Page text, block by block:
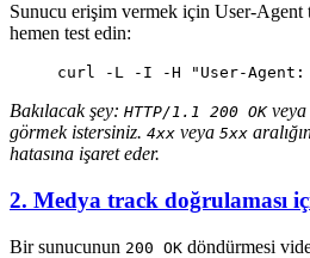
Sunucu erişim vermek için User-
hemen test edin:
curl -L -I -H "User-
Bakılacak şey: HTTP/1.1 200 OKveya
görmek istersiniz. 4xx veya 5xx
hatasına işaret eder.
2. Medya track doğrulaması
Bir sunucunun 200 OK döndürmesi